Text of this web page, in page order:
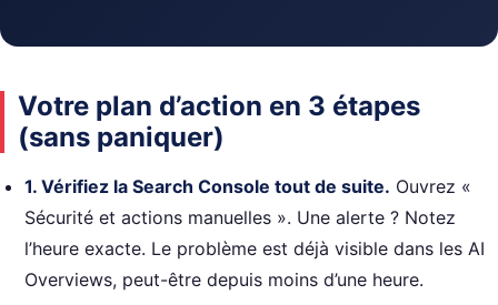
Votre plan d’action en 3 étapes
(sans paniquer)
1. Vérifiez la Search Console tout de suite. Ouvrez «
Sécurité et actions manuelles ». Une alerte ? Notez
l’heure exacte. Le problème est déjà visible dans les AI
Overviews, peut-être depuis moins d’une heure.